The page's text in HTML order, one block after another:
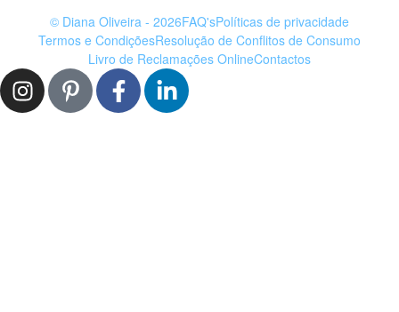
© Diana Oliveira - 2026FAQ'sPolíticas de privacidade
Termos e CondiçõesResolução de Conflitos de Consumo
Livro de Reclamações OnlineContactos